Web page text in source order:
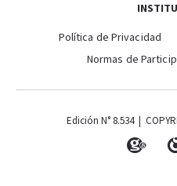
Política de Privacidad
Normas de
Edición N° 8.534 |